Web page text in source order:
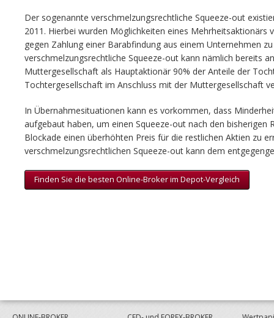
Der sogenannte verschmelzungsrechtliche Squeeze-out
2011. Hierbei wurden Möglichkeiten eines Mehrheitsaktionärs
gegen Zahlung einer Barabfindung aus einem Unternehmen
verschmelzungsrechtliche Squeeze-out kann nämlich bereits
Muttergesellschaft als Hauptaktionär 90% der Anteile der
Tochtergesellschaft im Anschluss mit der Muttergesellschaft
In Übernahmesituationen kann es vorkommen, dass
aufgebaut haben, um einen Squeeze-out nach den bisherigen
Blockade einen überhöhten Preis für die restlichen Aktien zu
verschmelzungsrechtlichen Squeeze-out kann dem
Finden Sie die besten Online-Broker im Depot-Vergleich